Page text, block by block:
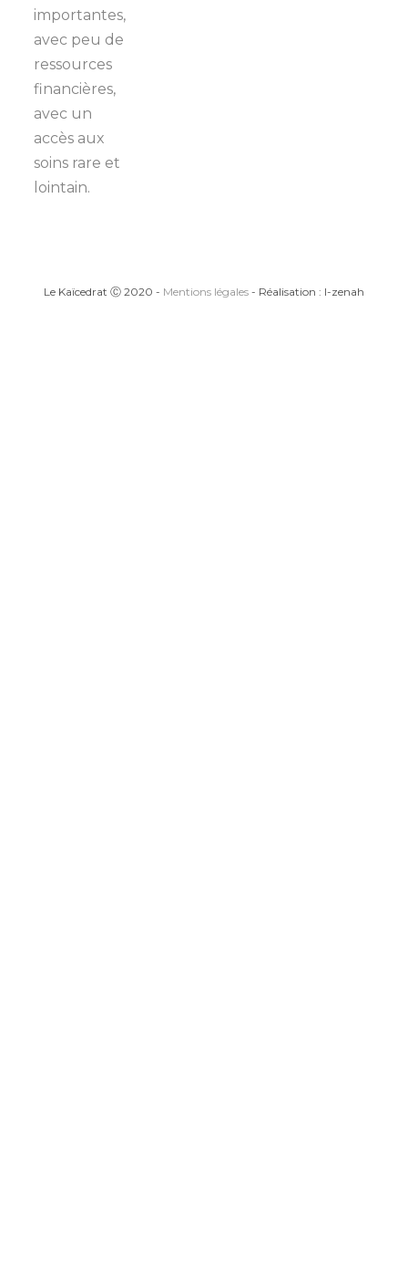
importantes,
avec peu de
ressources
financières,
avec un
accès aux
soins rare et
lointain.
Le Kaïcedrat Ⓒ 2020 - Mentions légales - Réalisation : I-zenah